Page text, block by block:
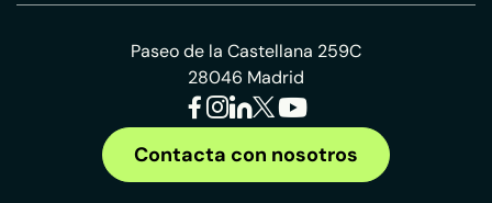
Paseo de la Castellana 259C
28046 Madrid
Contacta con nosotros